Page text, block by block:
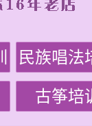
民族唱法
古筝培